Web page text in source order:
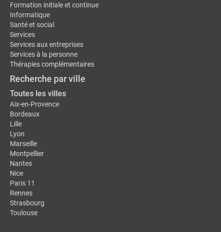
Formation initiale et continue
Informatique
Santé et social
Services
Services aux entreprises
Services à la personne
Thérapies complémentaires
Recherche par ville
Toutes les villes
Aix-en-Provence
Bordeaux
Lille
Lyon
Marseille
Montpellier
Nantes
Nice
Paris 11
Rennes
Strasbourg
Toulouse